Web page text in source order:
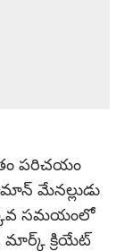
పరిచయం
మేనల్లుడు
సమయంలో
మార్క్ క్రియేట్